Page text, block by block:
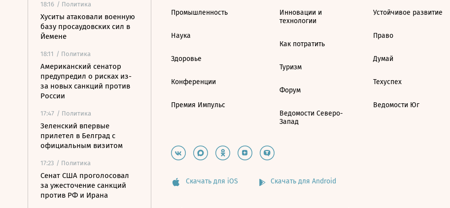
18:16 / Политика
Хуситы атаковали военную
базу просаудовских сил в
Йемене
18:11 / Политика
Американский сенатор
предупредил о рисках из-
за новых санкций против
России
17:47 / Политика
Зеленский впервые
прилетел в Белград с
официальным визитом
17:23 / Политика
Сенат США проголосовал
за ужесточение санкций
против РФ и Ирана
Промышленность
Наука
Здоровье
Конференции
Премия Импульс
Инновации и
технологии
Как потратить
Туризм
Форум
Ведомости Северо-
Запад
Устойчивое развитие
Право
Думай
Техуспех
Ведомости Юг
Скачать для iOS Скачать для Android